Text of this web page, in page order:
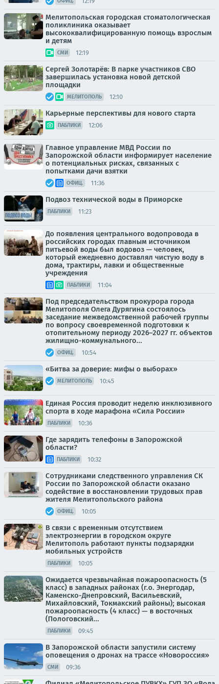
Мелитопольская городская стоматологическая
поликлиника оказывает
высококвалифицированную помощь взрослым
и детям
СМИ 12:19
Сергей Золотарёв: В парке участников СВО
завершилась установка новой детской
площадки
МЕЛИТОПОЛЬ 12:10
Карьерные перспективы для нового старта
ПАБЛИКИ 12:06
Главное управление МВД России по
Запорожской области информирует население
о потенциальных рисках, связанных с
попытками дачи взятки
ОФИЦ. 11:36
Подвоз технической воды в Приморске
ПАБЛИКИ 11:23
До появления центрального водопровода в
российских городах главным источником
питьевой воды был водовоз — человек,
который ежедневно доставлял чистую воду в
дома, трактиры, лавки и общественные
учреждения
ПАБЛИКИ 11:04
Под председательством прокурора города
Мелитополя Олега Дурягина состоялось
заседание межведомственной рабочей группы
по вопросу своевременной подготовки к
отопительному периоду 2026–2027 гг. объектов
жилищно-коммунального...
ОФИЦ. 10:54
«Битва за доверие: мифы о выборах»
МЕЛИТОПОЛЬ 10:45
Единая Россия проводит неделю инклюзивного
спорта в ходе марафона «Сила России»
ПАБЛИКИ 10:36
Где зарядить телефоны в Запорожской
области?
ПАБЛИКИ 10:32
Сотрудниками следственного управления СК
России по Запорожской области оказано
содействие в восстановлении трудовых прав
жителя Мелитопольского района
ОФИЦ. 10:05
В связи с временным отсутствием
электроэнергии в городском округе
Мелитополь работают пункты подзарядки
мобильных устройств
ПАБЛИКИ 10:05
Ожидается чрезвычайная пожароопасность (5
класс) в западных районах (г.о. Энергодар,
Каменско-Днепровский, Васильевский,
Михайловский, Токмакский районы); высокая
пожароопасность (4 класс) — в восточных
(Пологовский...
ПАБЛИКИ 09:45
В Запорожской области запустили систему
оповещения о дронах на трассе «Новороссия»
СМИ 09:36